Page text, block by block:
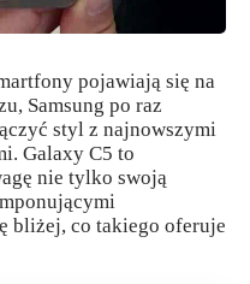
pojawiają się na
Samsung po raz
styl z najnowszymi
Galaxy C5 to
nie tylko swoją
bliżej, co takiego oferuje